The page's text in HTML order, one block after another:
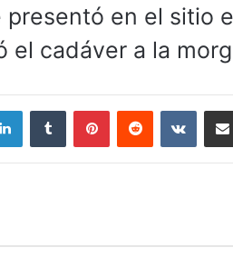
presentó en el sitio
el cadáver a la
LinkedInTumblr PinterestReddit